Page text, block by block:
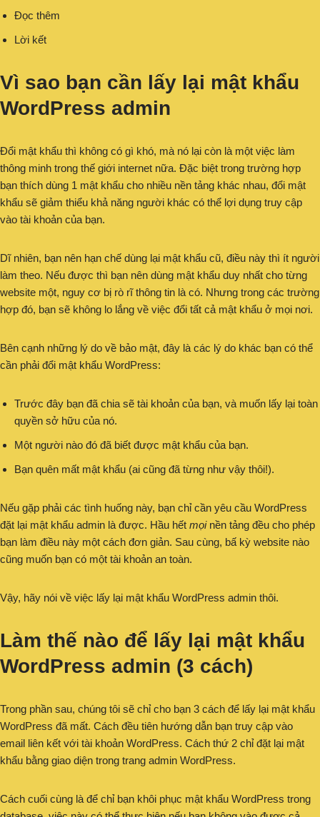
Đọc thêm
Lời kết
Vì sao bạn cần lấy lại mật khẩu
WordPress admin
Đổi mật khẩu thì không có gì khó, mà nó lại còn là một việc làm
thông minh trong thế giới internet nữa. Đặc biệt trong trường hợp
bạn thích dùng 1 mật khẩu cho nhiều nền tảng khác nhau, đổi mật
khẩu sẽ giảm thiểu khả năng người khác có thể lợi dụng truy cập
vào tài khoản của bạn.
Dĩ nhiên, bạn nên hạn chế dùng lại mật khẩu cũ, điều này thì ít người
làm theo. Nếu được thì bạn nên dùng mật khẩu duy nhất cho từng
website một, nguy cơ bị rò rĩ thông tin là có. Nhưng trong các trường
hợp đó, bạn sẽ không lo lắng về việc đổi tất cả mật khẩu ở mọi nơi.
Bên cạnh những lý do về bảo mật, đây là các lý do khác bạn có thể
cần phải đổi mật khẩu WordPress:
Trước đây bạn đã chia sẽ tài khoản của bạn, và muốn lấy lại toàn
quyền sở hữu của nó.
Một người nào đó đã biết được mật khẩu của bạn.
Bạn quên mất mật khẩu (ai cũng đã từng như vậy thôi!).
Nếu gặp phải các tình huống này, bạn chỉ cần yêu cầu WordPress
đặt lại mật khẩu admin là được. Hầu hết mọinền tảng đều cho phép
bạn làm điều này một cách đơn giản. Sau cùng, bấ kỳ website nào
cũng muốn bạn có một tài khoản an toàn.
Vậy, hãy nói về việc lấy lại mật khẩu WordPress admin thôi.
Làm thế nào để lấy lại mật khẩu
WordPress admin (3 cách)
Trong phần sau, chúng tôi sẽ chỉ cho bạn 3 cách để lấy lại mật khẩu
WordPress đã mất. Cách đều tiên hướng dẫn bạn truy cập vào
email liên kết với tài khoản WordPress. Cách thứ 2 chỉ đặt lại mật
khẩu bằng giao diện trong trang admin WordPress.
Cách cuối cùng là để chỉ bạn khôi phục mật khẩu WordPress trong